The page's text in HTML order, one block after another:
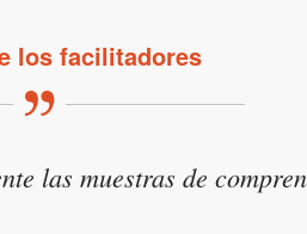
los facilitadores
las muestras de
emociones porque